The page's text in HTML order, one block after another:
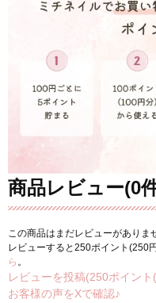
商品レビュー(0
この商品はまだレビューがありま
レビューすると250ポイント(250
ら 。
レビューを投稿(250ポイン
お客様の声をXで確認♪